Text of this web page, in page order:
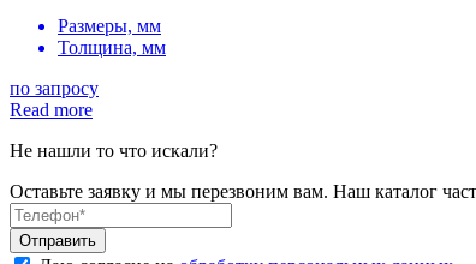
Размеры, мм
Толщина, мм
по запросу
Read more
Не нашли то что искали?
Оставьте заявку и мы перезвоним вам. Наш каталог